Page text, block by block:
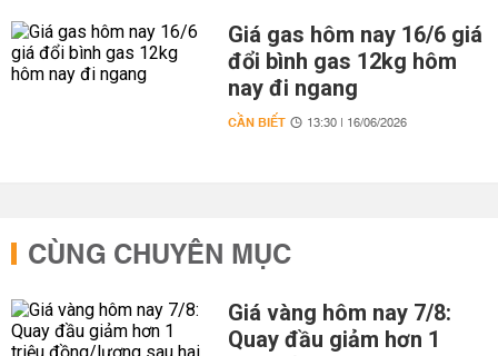
Giá gas hôm nay 16/6 giá
đổi bình gas 12kg hôm
nay đi ngang
CẦN BIẾT 13:30 | 16/06/2026
CÙNG CHUYÊN MỤC
Giá vàng hôm nay 7/8:
Quay đầu giảm hơn 1